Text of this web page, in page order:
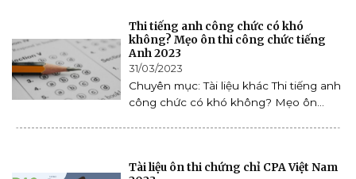
Thi tiếng anh công chức có khó
không? Mẹo ôn thi công chức tiếng
Anh 2023
31/03/2023
Chuyên mục: Tài liệu khác Thi tiếng anh
công chức có khó không? Mẹo ôn...
Tài liệu ôn thi chứng chỉ CPA Việt Nam